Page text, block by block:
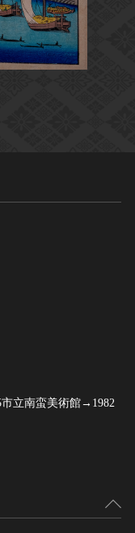
術館の皆さまへ
ご挨拶
どころ
意見はこちら
立南蛮美術館→1982